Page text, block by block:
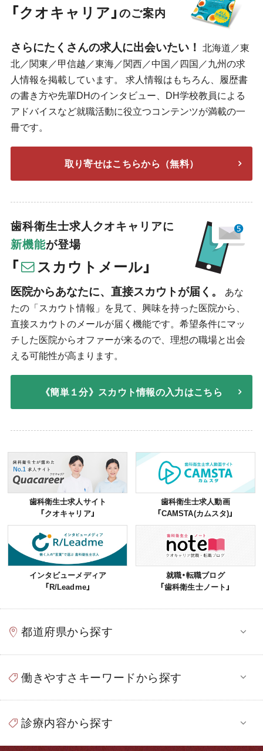
「クオキャリア」のご案内
さらにたくさんの求人に出会いたい！
北海道／東
北／関東／甲信越／東海／関西／中国／四国／九州の求
人情報を掲載しています。 求人情報はもちろん、履歴書
の書き方や先輩DHのインタビュー、DH学校教員による
アドバイスなど就職活動に役立つコンテンツが満載の一
冊です。
取り寄せはこちらから（無料）
歯科衛生士求人クオキャリアに
新機能が登場
「 スカウトメール」
医院からあなたに、直接スカウトが届く。
あな
たの「スカウト情報」を見て、興味を持った医院から、
直接スカウトのメールが届く機能です。希望条件にマッ
チした医院からオファーが来るので、理想の職場と出会
える可能性が高まります。
《簡単１分》スカウト情報の入力はこちら
歯科衛生士求人サイト
「クオキャリア」
歯科衛生士求人動画
「CAMSTA(カムスタ)」
インタビューメディア
「R/Leadme」
就職・転職ブログ
「歯科衛生士ノート」
都道府県から探す
働きやすさキーワードから探す
診療内容から探す